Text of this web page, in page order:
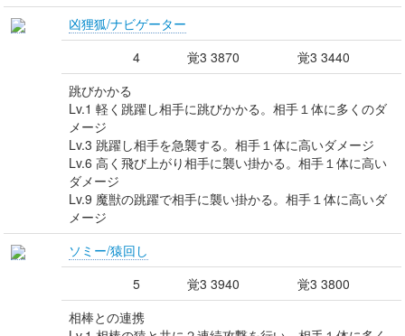
凶狸狐/ナビゲーター
4
覚3 3870
覚3 3440
跳びかかる
Lv.1 軽く跳躍し相手に跳びかかる。相手１体に多くのダ
メージ
Lv.3 跳躍し相手を急襲する。相手１体に高いダメージ
Lv.6 高く飛び上がり相手に襲い掛かる。相手１体に高い
ダメージ
Lv.9 魔獣の跳躍で相手に襲い掛かる。相手１体に高いダ
メージ
ソミー/猿回し
5
覚3 3940
覚3 3800
相棒との連携